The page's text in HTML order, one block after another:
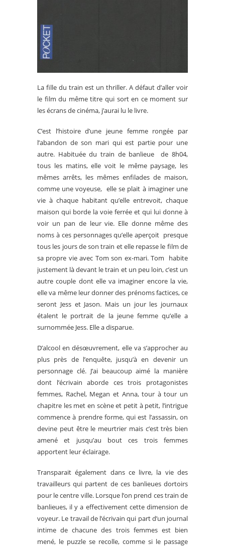
La fille du train est un thriller. A défaut d’aller voir
le film du même titre qui sort en ce moment sur
les écrans de cinéma, j’aurai lu le livre.
C’est l’histoire d’une jeune femme rongée par
l’abandon de son mari qui est partie pour une
autre. Habituée du train de banlieue de 8h04,
tous les matins, elle voit le même paysage, les
mêmes arrêts, les mêmes enfilades de maison,
comme une voyeuse, elle se plait à imaginer une
vie à chaque habitant qu’elle entrevoit, chaque
maison qui borde la voie ferrée et qui lui donne à
voir un pan de leur vie. Elle donne même des
noms à ces personnages qu’elle aperçoit presque
tous les jours de son train et elle repasse le film de
sa propre vie avec Tom son ex-mari. Tom habite
justement là devant le train et un peu loin, c’est un
autre couple dont elle va imaginer encore la vie,
elle va même leur donner des prénoms factices, ce
seront Jess et Jason. Mais un jour les journaux
étalent le portrait de la jeune femme qu’elle a
surnommée Jess. Elle a disparue.
D’alcool en désœuvrement, elle va s’approcher au
plus près de l’enquête, jusqu’à en devenir un
personnage clé. J’ai beaucoup aimé la manière
dont l’écrivain aborde ces trois protagonistes
femmes, Rachel, Megan et Anna, tour à tour un
chapitre les met en scène et petit à petit, l’intrigue
commence à prendre forme, qui est l’assassin, on
devine peut être le meurtrier mais c’est très bien
amené et jusqu’au bout ces trois femmes
apportent leur éclairage.
Transparait également dans ce livre, la vie des
travailleurs qui partent de ces banlieues dortoirs
pour le centre ville. Lorsque l’on prend ces train de
banlieues, il y a effectivement cette dimension de
voyeur. Le travail de l’écrivain qui part d’un journal
intime de chacune des trois femmes est bien
mené, le puzzle se recolle, comme si le passage